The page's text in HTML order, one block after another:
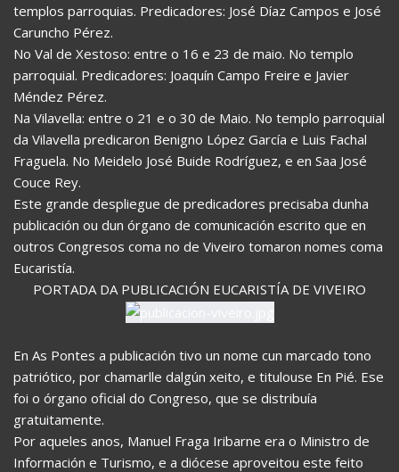
templos parroquias. Predicadores: José Díaz Campos e José
Caruncho Pérez.
No Val de Xestoso: entre o 16 e 23 de maio. No templo
parroquial. Predicadores: Joaquín Campo Freire e Javier
Méndez Pérez.
Na Vilavella: entre o 21 e o 30 de Maio. No templo parroquial
da Vilavella predicaron Benigno López García e Luis Fachal
Fraguela. No Meidelo José Buide Rodríguez, e en Saa José
Couce Rey.
Este grande despliegue de predicadores precisaba dunha
publicación ou dun órgano de comunicación escrito que en
outros Congresos coma no de Viveiro tomaron nomes coma
Eucaristía.
PORTADA DA PUBLICACIÓN EUCARISTÍA DE VIVEIRO
En As Pontes a publicación tivo un nome cun marcado tono
patriótico, por chamarlle dalgún xeito, e titulouse En Pié. Ese
foi o órgano oficial do Congreso, que se distribuía
gratuitamente.
Por aqueles anos, Manuel Fraga Iribarne era o Ministro de
Información e Turismo, e a diócese aproveitou este feito